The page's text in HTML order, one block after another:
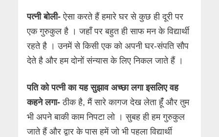
पत्नी बोली- ऐसा करते हैं हमारे घर से कुछ ही दूरी पर
एक गुरुकुल है । जहाँ पर बहुत ही साफ मन के विद्यार्थी
रहते है । उनमें से किसी एक को अपनी घर-संपति सौप
देते है और हम दोनों संन्यास के लिए निकल जाते हैं ।
पति को पत्नी का यह सुझाव अच्छा लगा इसलिए वह
कहने लगा- ठीक है, मैं सारे कागज देख लेता हूंँ और तुम
भी अपने बाकी काम निपटा लो । सुबह ही हम गुरुकुल
जाते हैं और द्वार के पास हमें जो भी पहला विद्यार्थी